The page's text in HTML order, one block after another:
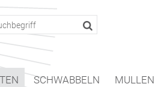
SCHWABBELN MULLEN